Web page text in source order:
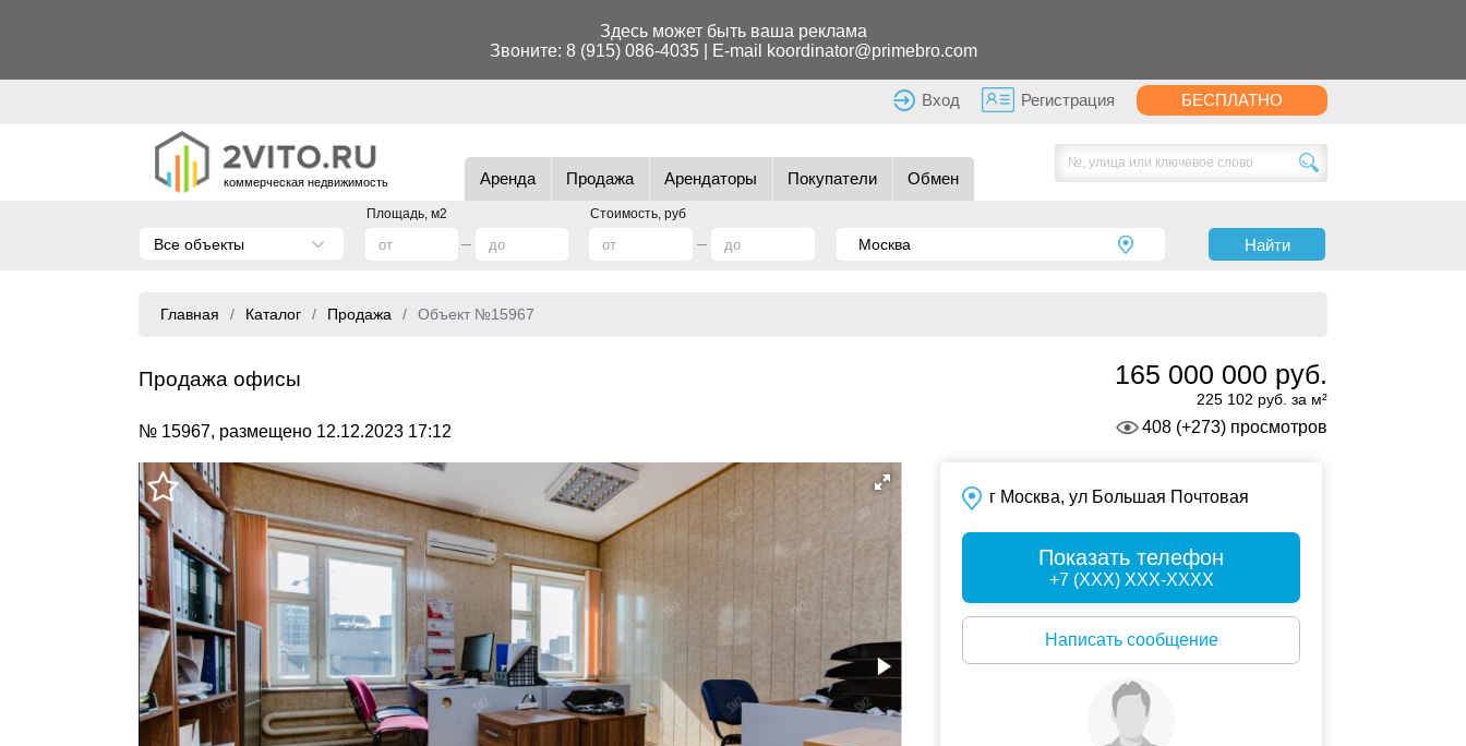
Здесь может быть ваша реклама
Звоните: 8 (915) 086-4035| E-mail koordinator@primebro.com
Вход Регистрация БЕСПЛАТНО
коммерческая недвижимость Аренда Продажа Арендаторы Покупатели Обмен
Площадь, м2 Стоимость, руб
Все объекты Найти
Главная Каталог Продажа Объект №15967
Продажа офисы
№ 15967, размещено 12.12.2023 17:12
165 000 000 руб.
225 102 руб. за м²
408 (+273) просмотров
г Москва, ул Большая Почтовая
Показать телефон
+7 (XXX) XXX-XXXX
Написать сообщение